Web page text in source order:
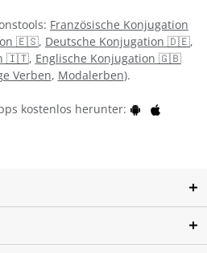
Französische Konjugation
🇪🇸, Deutsche Konjugation 🇩🇪,
🇮🇹, Englische Konjugation 🇬🇧
Verben, Modalerben).
kostenlos herunter: